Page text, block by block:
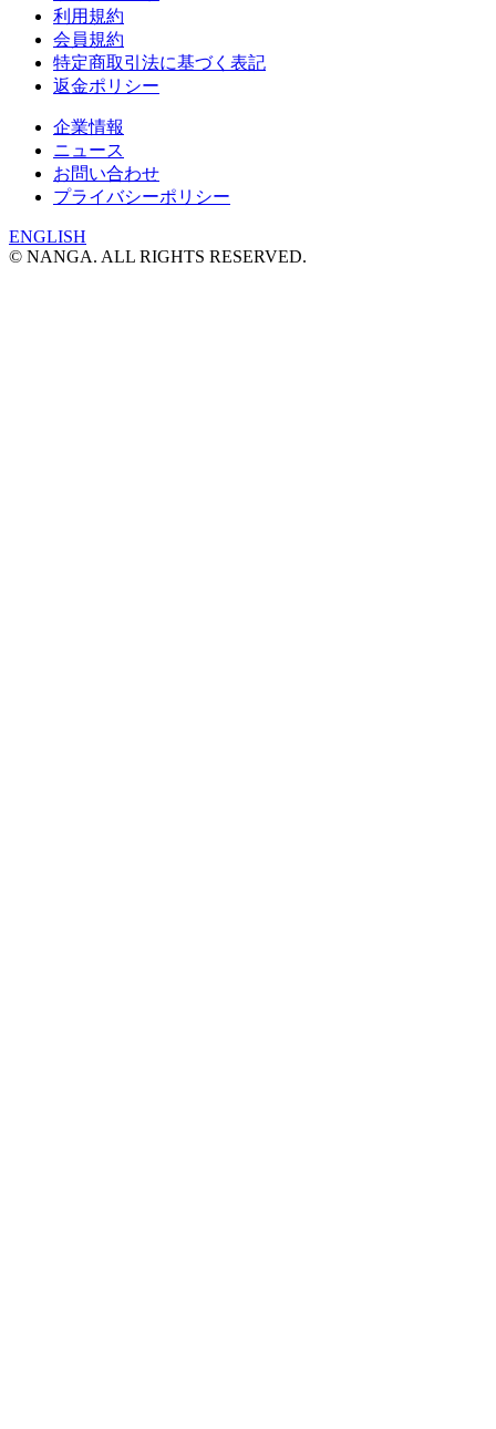
利用規約
会員規約
特定商取引法に基づく表記
返金ポリシー
企業情報
ニュース
お問い合わせ
プライバシーポリシー
ENGLISH
© NANGA. ALL RIGHTS RESERVED.